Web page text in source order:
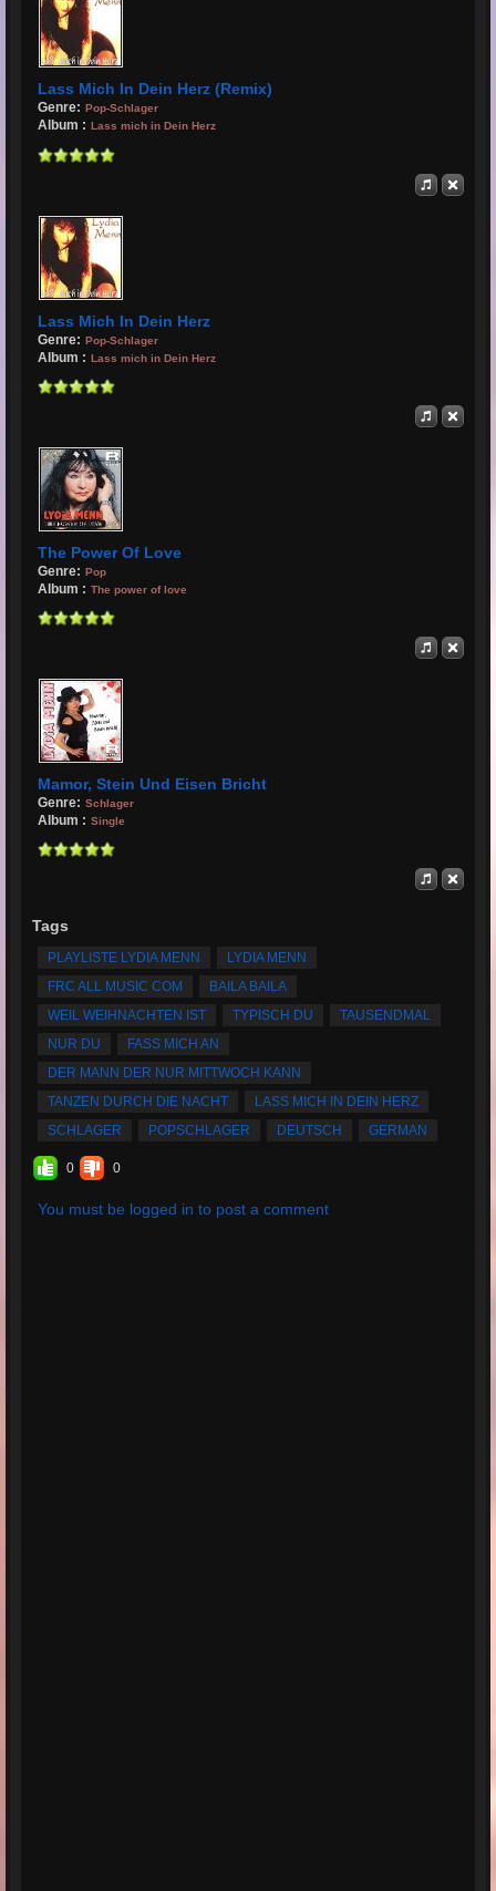
Lass Mich In Dein Herz (Remix)
Genre: Pop-Schlager
Album : Lass mich in Dein Herz
Lass Mich In Dein Herz
Genre: Pop-Schlager
Album : Lass mich in Dein Herz
The Power Of Love
Genre: Pop
Album : The power of love
Mamor, Stein Und Eisen Bricht
Genre: Schlager
Album : Single
Tags
PLAYLISTE LYDIA MENN
LYDIA MENN
FRC ALL MUSIC COM
BAILA BAILA
WEIL WEIHNACHTEN IST
TYPISCH DU
TAUSENDMAL
NUR DU
FASS MICH AN
DER MANN DER NUR MITTWOCH KANN
TANZEN DURCH DIE NACHT
LASS MICH IN DEIN HERZ
SCHLAGER
POPSCHLAGER DEUTSCH GERMAN
0 0
You must be logged in to post a comment